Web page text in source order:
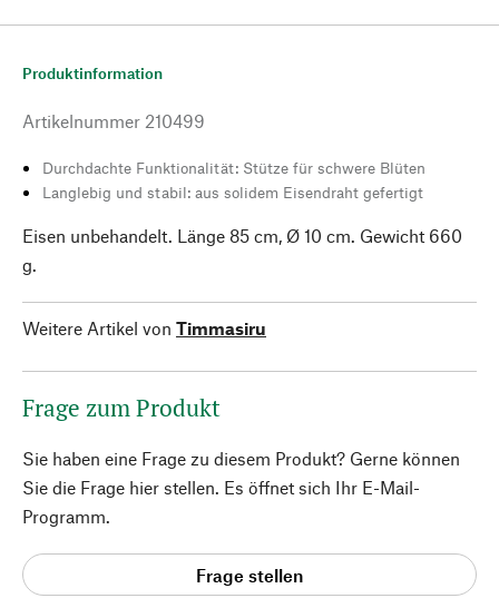
Produktinformation
Artikelnummer 210499
Durchdachte Funktionalität: Stütze für schwere Blüten
Langlebig und stabil: aus solidem Eisendraht gefertigt
Eisen unbehandelt. Länge 85 cm, Ø 10 cm. Gewicht 660
g.
Weitere Artikel von Timmasiru
Frage zum Produkt
Sie haben eine Frage zu diesem Produkt? Gerne können
Sie die Frage hier stellen. Es öffnet sich Ihr E-Mail-
Programm.
Frage stellen